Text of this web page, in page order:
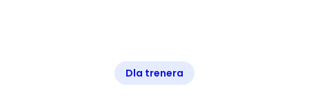
Dla trenera